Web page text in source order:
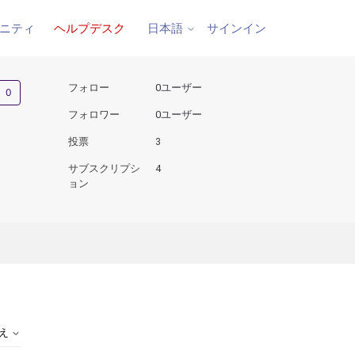
ティ ヘルプデスク 日本語 サインイン
0人がフォロー中
フォロー 0ユーザー
フォロワー 0ユーザー
投票 3
サブスクリプシ
ョン
4